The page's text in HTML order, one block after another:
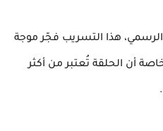
هذا التسريب فجّر موجة
أن الحلقة تُعتبر من أكثر